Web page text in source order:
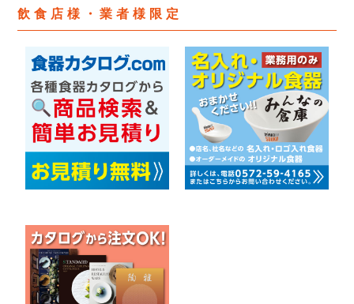
飲食店様・業者様限定